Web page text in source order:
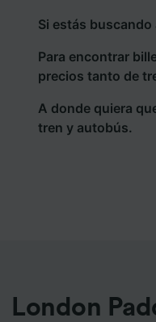
Si estás
Para encontrar
precios tanto de
A donde quiera
tren y autobús.
London